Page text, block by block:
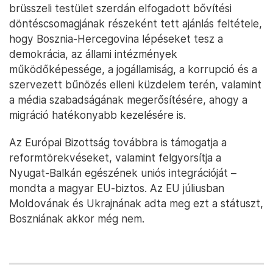
brüsszeli testület szerdán elfogadott bővítési
döntéscsomagjának részeként tett ajánlás feltétele,
hogy Bosznia-Hercegovina lépéseket tesz a
demokrácia, az állami intézmények
működőképessége, a jogállamiság, a korrupció és a
szervezett bűnözés elleni küzdelem terén, valamint
a média szabadságának megerősítésére, ahogy a
migráció hatékonyabb kezelésére is.
Az Európai Bizottság továbbra is támogatja a
reformtörekvéseket, valamint felgyorsítja a
Nyugat-Balkán egészének uniós integrációját –
mondta a magyar EU-biztos. Az EU júliusban
Moldovának és Ukrajnának adta meg ezt a státuszt,
Boszniának akkor még nem.